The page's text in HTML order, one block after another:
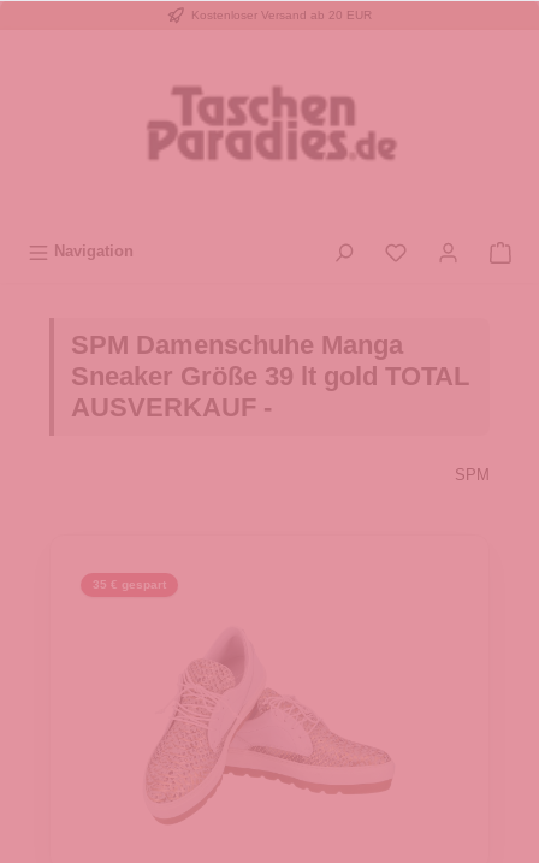
Kostenloser Versand ab 20 EUR
Navigation
SPM Damenschuhe Manga
Sneaker Größe 39 lt gold TOTAL
AUSVERKAUF -
SPM
35 € gespart